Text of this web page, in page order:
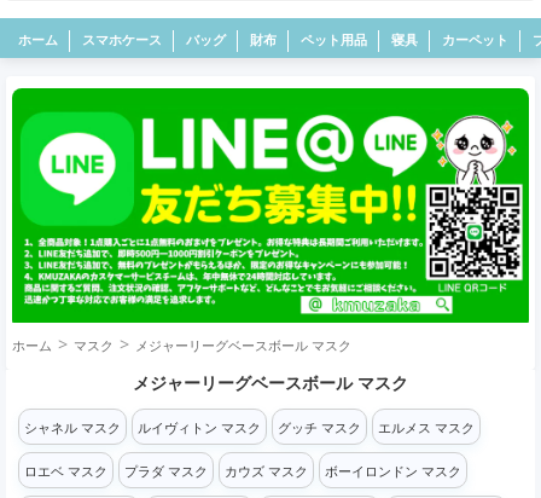
ホーム スマホケース バッグ 財布 ペット用品 寝具 カーペット
ホーム マスク メジャーリーグベースボール マスク
メジャーリーグベースボール マスク
シャネル マスク ルイヴィトン マスク グッチ マスク エルメス マスク
ロエベ マスク プラダ マスク カウズ マスク ボーイロンドン マスク